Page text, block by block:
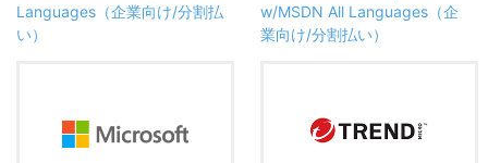
Languages（企業向け/分割払
い）
w/MSDN All Languages（企
業向け/分割払い）